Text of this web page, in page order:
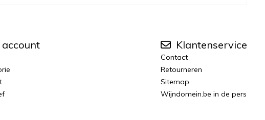
account Klantenservice
Contact
Retourneren
Sitemap
Wijndomein.be in de pers